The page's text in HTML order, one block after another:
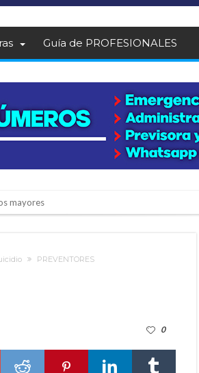
Guía de PROFESIONALES
mayores
PREVENTORES
0